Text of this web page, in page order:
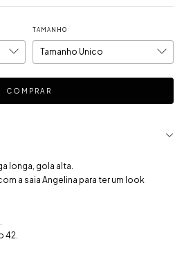
TAMANHO
longa, gola alta.
a saia Angelina para ter um look
42.